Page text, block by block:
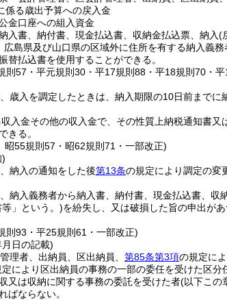
る歳出予算への戻入金
金口座への組入資金
書、納付書、現金払込書、収納金払込票、納入(
島県及び山口県の区域外に住所を有する納入義
替払込書を使用することができる。
則57・平元規則30・平17規則88・平18規則70・
歳入を調定したときは、納入期限の10日前まで
入金その他の収入金で、その性質上納税通知書
きる。
昭55規則57・昭62規則71・一部改正)
)
納入の通知をした後第13条の規定により調定の変
納入義務者から納入書、納付書、現金払込書、収
」という。)を紛失し、又は破損した旨の申出が
則93・平25規則61・一部改正)
日の記載)
理者、出納員、区出納員、 第85条第3項の規定に
により区出納員の事務の一部の委任を受けた区分
又は収納に関する事務の委託を受けた者(以下この
ばならない。